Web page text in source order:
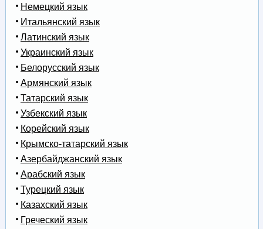
Немецкий язык
Итальянский язык
Латинский язык
Украинский язык
Белорусский язык
Армянский язык
Татарский язык
Узбекский язык
Корейский язык
Крымско-татарский язык
Азербайджанский язык
Арабский язык
Турецкий язык
Казахский язык
Греческий язык